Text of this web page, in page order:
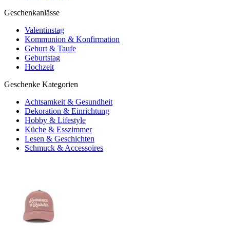
Geschenkanlässe
Valentinstag
Kommunion & Konfirmation
Geburt & Taufe
Geburtstag
Hochzeit
Geschenke Kategorien
Achtsamkeit & Gesundheit
Dekoration & Einrichtung
Hobby & Lifestyle
Küche & Esszimmer
Lesen & Geschichten
Schmuck & Accessoires